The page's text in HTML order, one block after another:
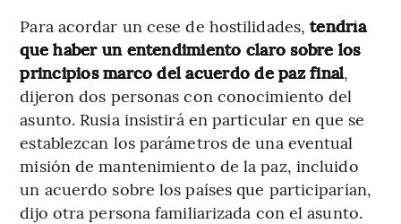
Para acordar un cese de hostilidades,tendría
que haber un entendimiento claro sobre los
principios marco del acuerdo de paz final,
dijeron dos personas con conocimiento del
asunto. Rusia insistirá en particular en que se
establezcan los parámetros de una eventual
misión de mantenimiento de la paz, incluido
un acuerdo sobre los países que participarían,
dijo otra persona familiarizada con el asunto.